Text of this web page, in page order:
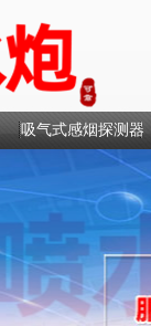
吸气式感烟探测器